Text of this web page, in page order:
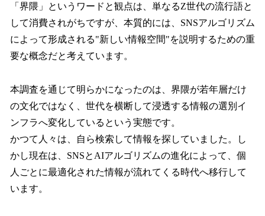
「界隈」というワードと観点は、単なるZ世代の流行語と
して消費されがちですが、本質的には、SNSアルゴリズム
によって形成される"新しい情報空間"を説明するための重
要な概念だと考えています。
本調査を通じて明らかになったのは、界隈が若年層だけ
の文化ではなく、世代を横断して浸透する情報の選別イ
ンフラへ変化しているという実態です。
かつて人々は、自ら検索して情報を探していました。し
かし現在は、SNSとAIアルゴリズムの進化によって、個
人ごとに最適化された情報が流れてくる時代へ移行して
います。